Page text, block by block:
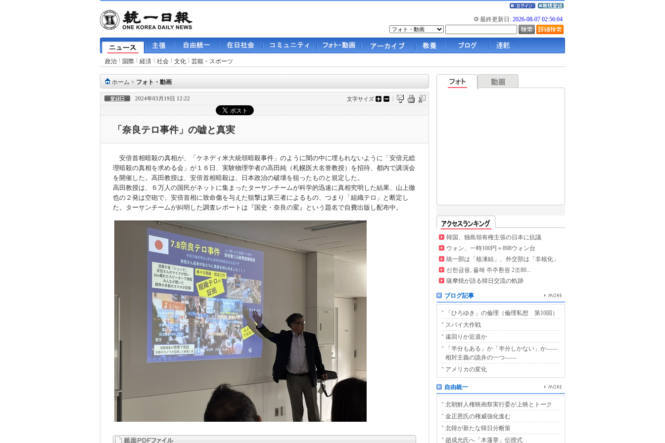
最終更新日: 2026-08-07 02:56:04
政治 国際 経済 社会 文化 芸能・スポーツ
ホーム > フォト・動画
2024年03月19日 12:22 文字サイズ
「奈良テロ事件」の嘘と真実
安倍首相暗殺の真相が、「ケネディ米大統領暗殺事件」のように闇の中に埋もれないように「安倍元総
理暗殺の真相を求める会」が１６日、実験物理学者の高田純（札幌医大名誉教授）を招待、都内で講演会
を開催した。高田教授は、安倍首相暗殺は、日本政治の破壊を狙ったものと規定した。
高田教授は、６万人の国民がネットに集まったターサンチームが科学的迅速に真相究明した結果、山上徹
也の２発は空砲で、安倍首相に致命傷を与えた狙撃は第三者によるもの、つまり「組織テロ」と断定し
た。ターサンチームが糾明した調査レポートは『国史・奈良の変』という題名で自費出版し配布中。
韓国、独島領有権主張の日本に抗議
ウォン、一時100円＝898ウォン台
統一部は「核凍結」、外交部は「非核化」
신한금융, 올해 주주환원 2조80...
薩摩焼が語る韓日交流の軌跡
ブログ記事
「ひろゆき」の倫理（倫理私想 第10回）
スパイ大作戦
遠回りか近道か
「半分もある」か「半分しかない」か――
相対主義の詭弁の一つ――
アメリカの変化
自由統一
北朝鮮人権映画祭実行委が上映とトーク
金正恩氏の権威強化進む
北韓が新たな韓日分断策
趙成允氏へ「木蓮章」伝授式